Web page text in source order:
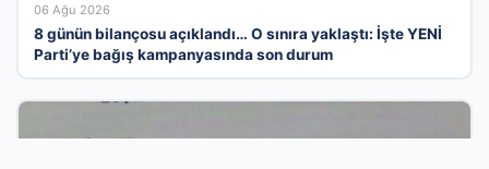
06 Ağu 2026
8 günün bilançosu açıklandı… O sınıra yaklaştı: İşte YENİ
Parti’ye bağış kampanyasında son durum